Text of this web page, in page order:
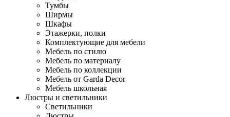
Тумбы
Ширмы
Шкафы
Этажерки, полки
Комплектующие для мебели
Мебель по стилю
Мебель по материалу
Мебель по коллекции
Мебель от Garda Decor
Мебель школьная
Люстры и светильники
Светильники